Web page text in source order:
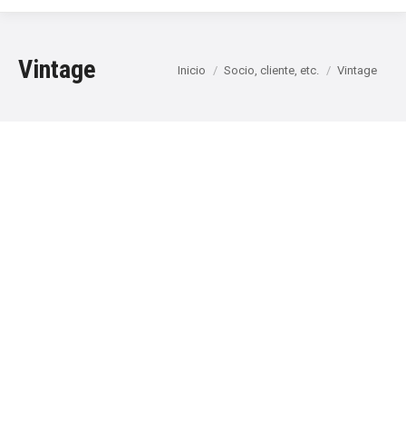
Vintage Estás aquí:
Inicio Socio, cliente, etc. Vintage